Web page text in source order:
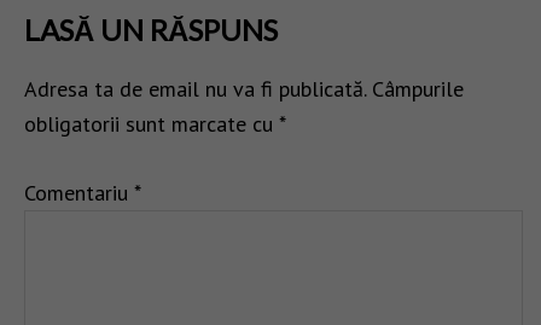
LASĂ UN RĂSPUNS
Adresa ta de email nu va fi publicată. Câmpurile
obligatorii sunt marcate cu *
Comentariu *